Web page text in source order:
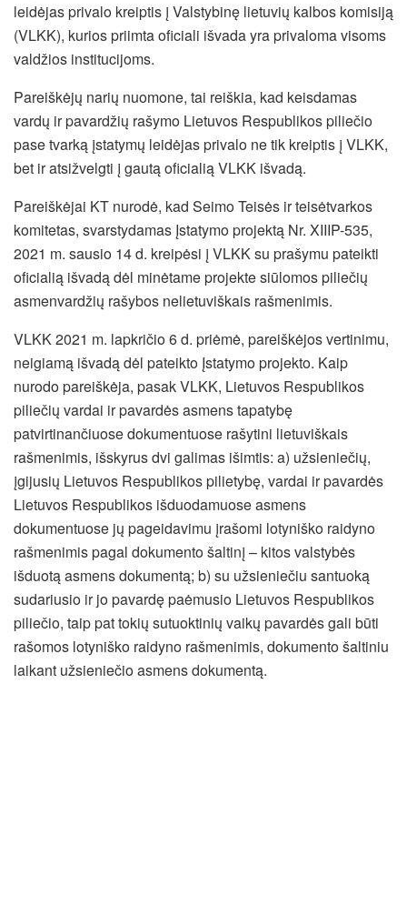
leidėjas privalo kreiptis į Valstybinę lietuvių kalbos komisiją
(VLKK), kurios priimta oficiali išvada yra privaloma visoms
valdžios institucijoms.
Pareiškėjų narių nuomone, tai reiškia, kad keisdamas
vardų ir pavardžių rašymo Lietuvos Respublikos piliečio
pase tvarką įstatymų leidėjas privalo ne tik kreiptis į VLKK,
bet ir atsižvelgti į gautą oficialią VLKK išvadą.
Pareiškėjai KT nurodė, kad Seimo Teisės ir teisėtvarkos
komitetas, svarstydamas Įstatymo projektą Nr. XIIIP-535,
2021 m. sausio 14 d. kreipėsi į VLKK su prašymu pateikti
oficialią išvadą dėl minėtame projekte siūlomos piliečių
asmenvardžių rašybos nelietuviškais rašmenimis.
VLKK 2021 m. lapkričio 6 d. priėmė, pareiškėjos vertinimu,
neigiamą išvadą dėl pateikto Įstatymo projekto. Kaip
nurodo pareiškėja, pasak VLKK, Lietuvos Respublikos
piliečių vardai ir pavardės asmens tapatybę
patvirtinančiuose dokumentuose rašytini lietuviškais
rašmenimis, išskyrus dvi galimas išimtis: a) užsieniečių,
įgijusių Lietuvos Respublikos pilietybę, vardai ir pavardės
Lietuvos Respublikos išduodamuose asmens
dokumentuose jų pageidavimu įrašomi lotyniško raidyno
rašmenimis pagal dokumento šaltinį – kitos valstybės
išduotą asmens dokumentą; b) su užsieniečiu santuoką
sudariusio ir jo pavardę paėmusio Lietuvos Respublikos
piliečio, taip pat tokių sutuoktinių vaikų pavardės gali būti
rašomos lotyniško raidyno rašmenimis, dokumento šaltiniu
laikant užsieniečio asmens dokumentą.